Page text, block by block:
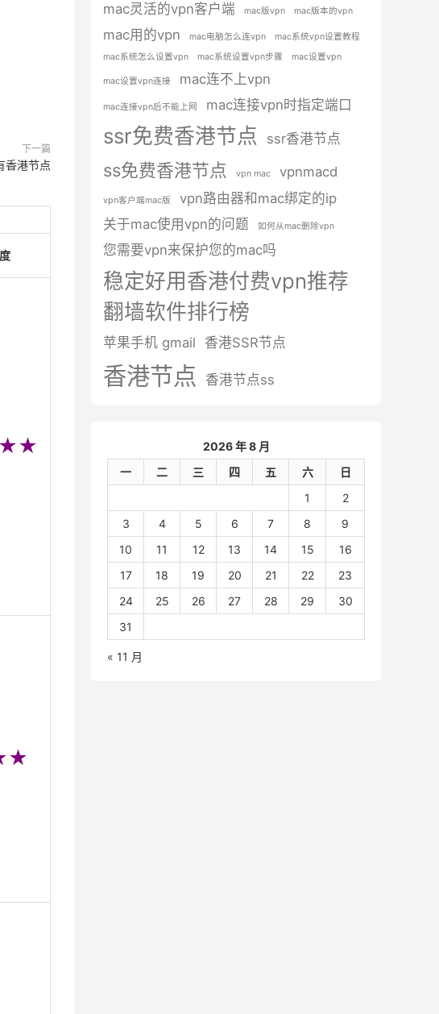
下一篇
香港节点
mac灵活的vpn客户端 mac版vpn mac版本的vpn
mac用的vpn mac电脑怎么连vpn
mac系统vpn设置教程
mac系统怎么设置vpn
mac系统设置vpn步骤 mac设置vpn
mac设置vpn连接 mac连不上vpn
mac连接vpn后不能上网 mac连接vpn时指定端口
ssr免费香港节点 ssr香港节点
ss免费香港节点 vpn mac vpnmacd
vpn客户端mac版
vpn路由器和mac绑定的ip
关于mac使用vpn的问题
如何从mac删除vpn
您需要vpn来保护您的mac吗
稳定好用香港付费vpn推荐
翻墙软件排行榜
苹果手机 gmail 香港SSR节点
香港节点 香港节点ss
2026 年 8 月
一
二 三 四 五 六
日
1
2
3
4 5 6 7 8
9
10
11 12 13 14 15
16
17
18 19 20 21 22
23
24
25 26 27 28 29
30
31
« 11 月